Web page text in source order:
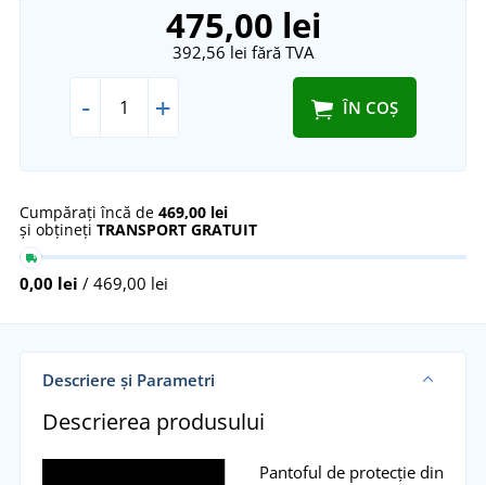
475,00 lei
392,56 lei fără TVA
- + ÎN COȘ
Cumpărați încă de 469,00 lei
și obțineți TRANSPORT GRATUIT
0,00 lei / 469,00 lei
Descriere și Parametri
Descrierea produsului
Pantoful de protecție din